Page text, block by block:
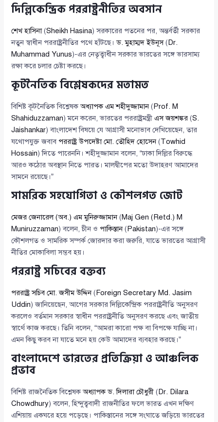
দিল্লিকেন্দ্রিক পররাষ্ট্রনীতির অবসান
শেখ হাসিনা(Sheikh Hasina) সরকারের পতনের পর, অন্তর্বর্তী সরকার
নতুন স্বাধীন পররাষ্ট্রনীতির পথে হাঁটছে।ড. মুহাম্মদ ইউনূস( Dr.
Muhammad Yunus)-এর নেতৃত্বাধীন সরকার ভারতের সঙ্গে ভারসাম্য
রক্ষা করে চলার চেষ্টা করছে।
কূটনৈতিক বিশ্লেষকদের মতামত
বিশিষ্ট কূটনৈতিক বিশ্লেষকঅধ্যাপক এম শহীদুজ্জামান( Prof. M
Shahiduzzaman) মনে করেন, ভারতের পররাষ্ট্রমন্ত্রীএস জয়শঙ্কর (S.
Jaishankar) বাংলাদেশ বিষয়ে যে আগ্রাসী মনোভাব দেখিয়েছেন, তার
যথোপযুক্ত জবাব পররাষ্ট্র উপদেষ্টা মো. তৌহিদ হোসেন(Towhid
Hossain) দিতে পারেননি। শহীদুজ্জামান বলেন, “ঢাকা দিল্লির বিরুদ্ধে
আরও কঠোর অবস্থান নিতে পারত। মালদ্বীপের মতো উদাহরণ আমাদের
সামনে রয়েছে।”
সামরিক সহযোগিতা ও কৌশলগত জোট
মেজর জেনারেল (অব.) এম মুনিরুজ্জামান(Maj Gen (Retd.) M
Muniruzzaman) বলেন, চীন ও পাকিস্তান( Pakistan)-এর সঙ্গে
কৌশলগত ও সামরিক সম্পর্ক জোরদার করা জরুরি, যাতে ভারতের আগ্রাসী
নীতির মোকাবিলা সম্ভব হয়।
পররাষ্ট্র সচিবের বক্তব্য
পররাষ্ট্র সচিব মো. জসীম উদ্দিন( Foreign Secretary Md. Jasim
Uddin) জানিয়েছেন, আগের সরকার দিল্লিকেন্দ্রিক পররাষ্ট্রনীতি অনুসরণ
করলেও বর্তমান সরকার স্বাধীন পররাষ্ট্রনীতি অনুসরণ করছে এবং জাতীয়
স্বার্থে কাজ করছে। তিনি বলেন, “আমরা কারো পক্ষ বা বিপক্ষে যাচ্ছি না।
এমন কিছু করব না যাতে মনে হয় কেউ আমাদের ব্যবহার করছে।”
বাংলাদেশে ভারতের প্রতিক্রিয়া ও আঞ্চলিক
প্রভাব
বিশিষ্ট রাজনৈতিক বিশ্লেষকঅধ্যাপক ড. দিলারা চৌধুরী ( Dr. Dilara
Chowdhury) বলেন, হিন্দুত্ববাদী রাজনীতির ফলে ভারত এখন দক্ষিণ
এশিয়ায় একঘরে হয়ে পড়েছে। পাকিস্তানের সঙ্গে সংঘাতে জড়িয়ে ভারতের